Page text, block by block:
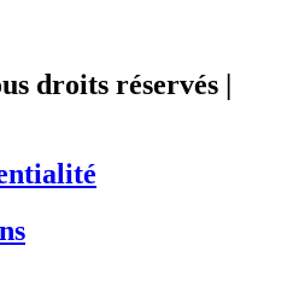
droits réservés |